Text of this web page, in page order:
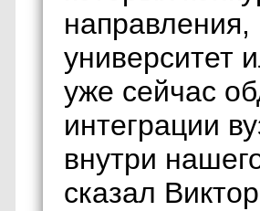
направления,
университет
уже сейчас
интеграции
внутри
сказал